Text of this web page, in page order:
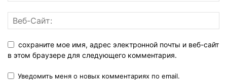
сохраните мое имя, адрес электронной почты и веб-сайт
в этом браузере для следующего комментария.
Уведомить меня о новых комментариях по email.